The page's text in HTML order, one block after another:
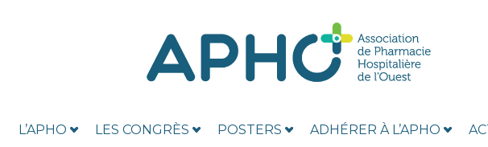
L’APHO LES CONGRÈS POSTERS ADHÉRER À L’APHO